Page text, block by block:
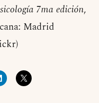
7ma edición,
Madrid